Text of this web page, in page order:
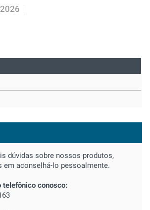
dúvidas sobre nossos produtos,
em aconselhá-lo pessoalmente.
telefônico conosco: